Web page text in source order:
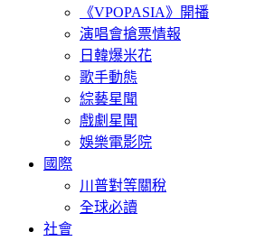
《VPOPASIA》開播
演唱會搶票情報
日韓爆米花
歌手動態
綜藝星聞
戲劇星聞
娛樂電影院
國際
川普對等關稅
全球必讀
社會